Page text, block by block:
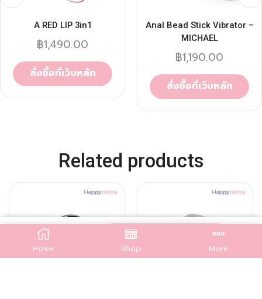
฿ สั่งซื้อที่เว็บหลัก
A RED LIP 3in1
฿1,490.00
สั่งซื้อที่เว็บหลัก
Anal Bead Stick Vibrator –
MICHAEL
฿1,190.00
สั่งซื้อที่เว็บหลัก
Related products
Home Shop More